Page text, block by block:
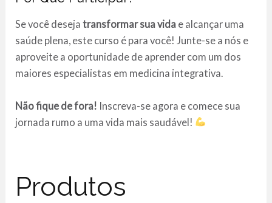
Se você desejatransformar sua vida e alcançar uma
saúde plena, este curso é para você! Junte-se a nós e
aproveite a oportunidade de aprender com um dos
maiores especialistas em medicina integrativa.
Não fique de fora! Inscreva-se agora e comece sua
jornada rumo a uma vida mais saudável!
Produtos